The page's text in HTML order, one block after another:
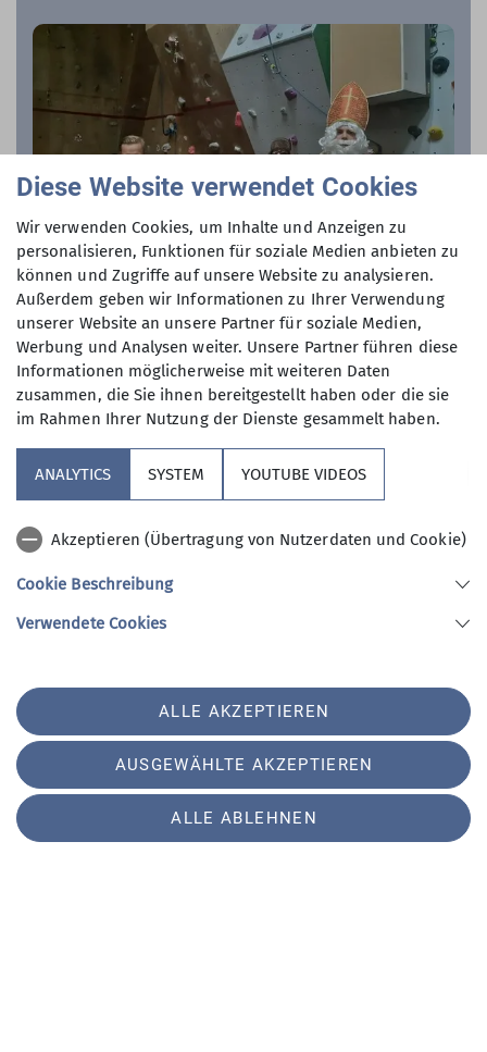
Nikolaus Cup 2023
Gelungener Start in den Advent
01.12.2023
statt.
mehr erfahren
Diese Website verwendet Cookies
Wir verwenden Cookies, um Inhalte und Anzeigen zu
personalisieren, Funktionen für soziale Medien anbieten zu
können und Zugriffe auf unsere Website zu analysieren.
Außerdem geben wir Informationen zu Ihrer Verwendung
unserer Website an unsere Partner für soziale Medien,
Werbung und Analysen weiter. Unsere Partner führen diese
Informationen möglicherweise mit weiteren Daten
zusammen, die Sie ihnen bereitgestellt haben oder die sie
im Rahmen Ihrer Nutzung der Dienste gesammelt haben.
ANALYTICS SYSTEM YOUTUBE VIDEOS
Akzeptieren (Übertragung von Nutzerdaten und Cookie)
Cookie Beschreibung
Verwendete Cookies
ALLE AKZEPTIEREN
AUSGEWÄHLTE AKZEPTIEREN
ALLE ABLEHNEN